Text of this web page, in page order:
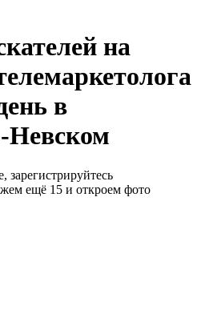
на
в
Невском
зарегистрируйтесь
ещё 15 и откроем фото